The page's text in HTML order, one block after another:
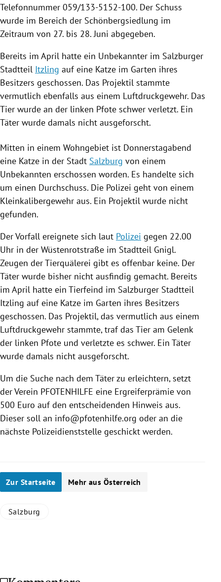
Telefonnummer 059/133-5152-100. Der Schuss
wurde im Bereich der Schönbergsiedlung im
Zeitraum von 27. bis 28. Juni abgegeben.
Bereits im April hatte ein Unbekannter im Salzburger
Stadtteil Itzling auf eine Katze im Garten ihres
Besitzers geschossen. Das Projektil stammte
vermutlich ebenfalls aus einem Luftdruckgewehr. Das
Tier wurde an der linken Pfote schwer verletzt. Ein
Täter wurde damals nicht ausgeforscht.
Mitten in einem Wohngebiet ist Donnerstagabend
eine Katze in der Stadt Salzburg von einem
Unbekannten erschossen worden. Es handelte sich
um einen Durchschuss. Die Polizei geht von einem
Kleinkalibergewehr aus. Ein Projektil wurde nicht
gefunden.
Der Vorfall ereignete sich laut Polizei gegen 22.00
Uhr in der Wüstenrotstraße im Stadtteil Gnigl.
Zeugen derTierquälerei gibt es offenbar keine. Der
Täter wurde bisher nicht ausfindig gemacht. Bereits
im April hatte ein Tierfeind im Salzburger Stadtteil
Itzling auf eine Katze im Garten ihres Besitzers
geschossen. Das Projektil, das vermutlich aus einem
Luftdruckgewehr stammte, traf das Tier am Gelenk
der linken Pfote und verletzte es schwer. Ein Täter
wurde damals nicht ausgeforscht.
Um die Suche nach dem Täter zu erleichtern, setzt
der Verein PFOTENHILFE eine Ergreiferprämie von
500 Euro auf den entscheidenden Hinweis aus.
Dieser soll an info@pfotenhilfe.org oder an die
nächste Polizeidienststelle geschickt werden.
Zur Startseite Mehr aus Österreich
Salzburg